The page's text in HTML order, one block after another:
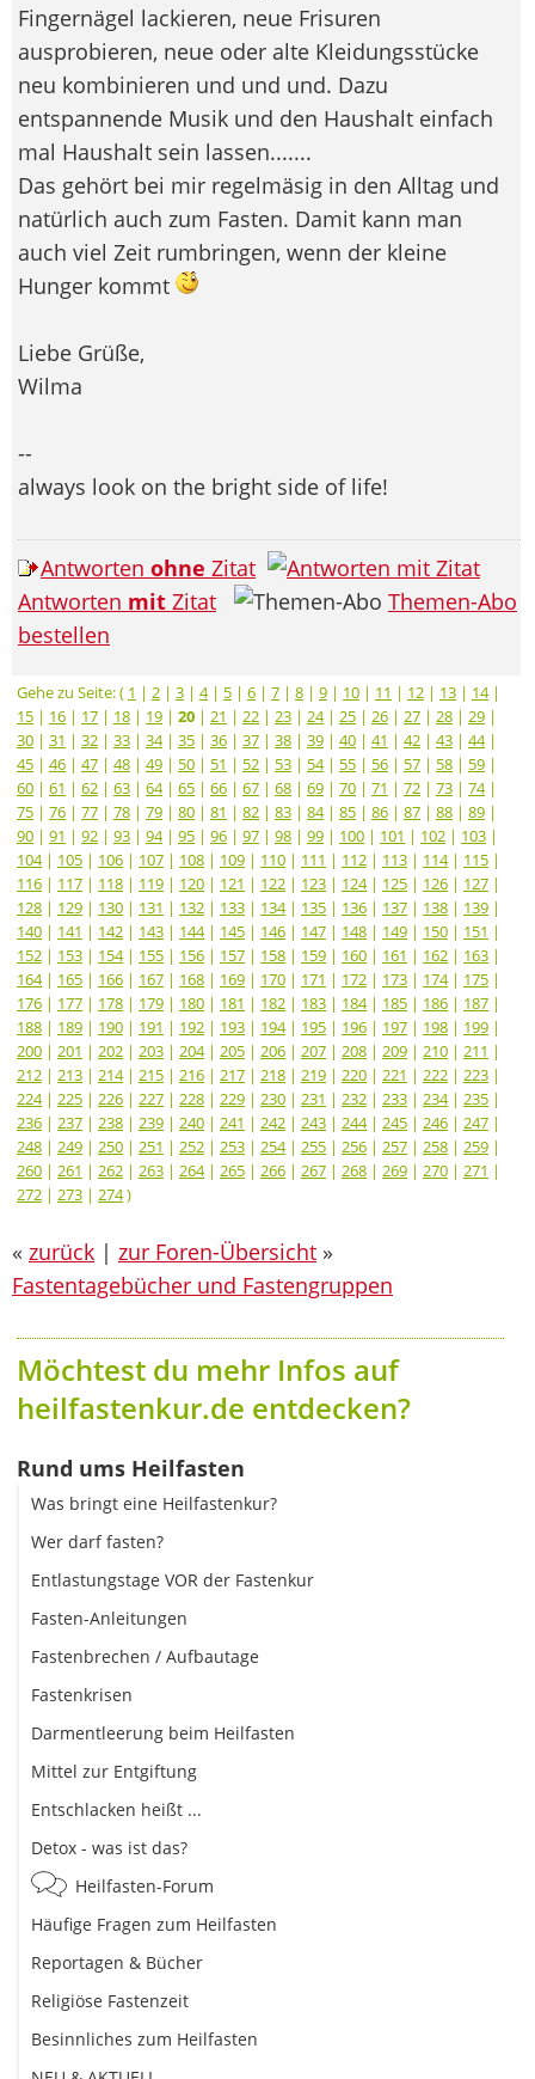
Fingernägel lackieren, neue Frisuren
ausprobieren, neue oder alte Kleidungsstücke
neu kombinieren und und und. Dazu
entspannende Musik und den Haushalt einfach
mal Haushalt sein lassen.......
Das gehört bei mir regelmäsig in den Alltag und
natürlich auch zum Fasten. Damit kann man
auch viel Zeit rumbringen, wenn der kleine
Hunger kommt
Liebe Grüße,
Wilma
--
always look on the bright side of life!
Antworten ohne Zitat
Antworten mit Zitat
Themen-Abo
bestellen
Gehe zu Seite: ( 1 | 2 | 3 | 4| 5 | 6 | 7 | 8 | 9 | 10 | 11 | 12 | 13 | 14|
15 | 16 | 17 | 18 | 19 | 20 | 21 | 22 | 23 | 24| 25 | 26 | 27 | 28 | 29 |
30 | 31 | 32 | 33 | 34| 35 | 36 | 37 | 38 | 39 | 40 | 41 | 42 | 43 | 44|
45 | 46 | 47 | 48 | 49 | 50 | 51 | 52 | 53 | 54| 55 | 56 | 57 | 58 | 59 |
60 | 61 | 62 | 63 | 64| 65 | 66 | 67 | 68 | 69 | 70 | 71 | 72 | 73 | 74|
75 | 76 | 77 | 78 | 79 | 80 | 81 | 82 | 83 | 84| 85 | 86 | 87 | 88 | 89 |
90 | 91 | 92 | 93 | 94| 95 | 96 | 97 | 98 | 99 | 100 | 101 | 102 | 103 |
104| 105 | 106 | 107 | 108 | 109 | 110 | 111 | 112 | 113 | 114| 115 |
116 | 117 | 118 | 119 | 120 | 121 | 122 | 123 | 124| 125 | 126 | 127 |
128 | 129 | 130 | 131 | 132 | 133 | 134| 135 | 136 | 137 | 138 | 139 |
140 | 141 | 142 | 143 | 144| 145 | 146 | 147 | 148 | 149 | 150 | 151 |
152 | 153 | 154| 155 | 156 | 157 | 158 | 159 | 160 | 161 | 162 | 163 |
164| 165 | 166 | 167 | 168 | 169 | 170 | 171 | 172 | 173 | 174| 175 |
176 | 177 | 178 | 179 | 180 | 181 | 182 | 183 | 184| 185 | 186 | 187 |
188 | 189 | 190 | 191 | 192 | 193 | 194| 195 | 196 | 197 | 198 | 199 |
200 | 201 | 202 | 203 | 204| 205 | 206 | 207 | 208 | 209 | 210 | 211 |
212 | 213 | 214| 215 | 216 | 217 | 218 | 219 | 220 | 221 | 222 | 223 |
224| 225 | 226 | 227 | 228 | 229 | 230 | 231 | 232 | 233 | 234| 235 |
236 | 237 | 238 | 239 | 240 | 241 | 242 | 243 | 244| 245 | 246 | 247 |
248 | 249 | 250 | 251 | 252 | 253 | 254| 255 | 256 | 257 | 258 | 259 |
260 | 261 | 262 | 263 | 264| 265 | 266 | 267 | 268 | 269 | 270 | 271 |
272 | 273 | 274)
« zurück | zur Foren-Übersicht »
Fastentagebücher und Fastengruppen
Möchtest du mehr Infos auf
heilfastenkur.de entdecken?
Rund ums Heilfasten
Was bringt eine Heilfastenkur?
Wer darf fasten?
Entlastungstage VOR der Fastenkur
Fasten-Anleitungen
Fastenbrechen / Aufbautage
Fastenkrisen
Darmentleerung beim Heilfasten
Mittel zur Entgiftung
Entschlacken heißt ...
Detox - was ist das?
Heilfasten-Forum
Häufige Fragen zum Heilfasten
Reportagen & Bücher
Religiöse Fastenzeit
Besinnliches zum Heilfasten